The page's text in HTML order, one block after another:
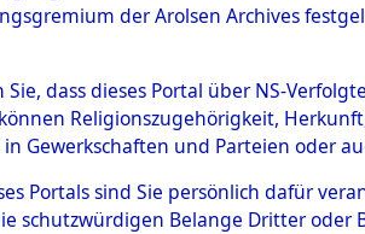
der Arolsen Archives
dass dieses Portal über NS-
Religionszugehörigkeit,
Gewerkschaften und Parteien oder
Portals sind Sie persönlich dafür
schutzwürdigen Belange Dritter